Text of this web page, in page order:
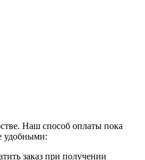
Наш способ оплаты пока
удобными:
заказ при получении